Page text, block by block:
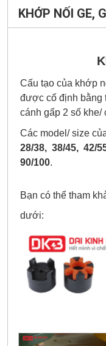
KHỚP NỐI GE,
Cấu tạo của khớp
được cố định bằng
cánh gấp 2 số khe/
Các model/ size
28/38, 38/45, 42/
90/100.
Bạn có thể tham
dưới: